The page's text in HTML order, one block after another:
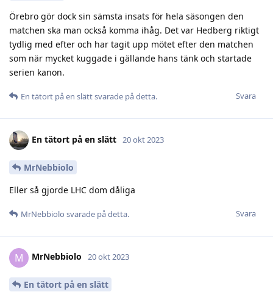
Örebro gör dock sin sämsta insats för hela säsongen den
matchen ska man också komma ihåg. Det var Hedberg riktigt
tydlig med efter och har tagit upp mötet efter den matchen
som när mycket kuggade i gällande hans tänk och startade
serien kanon.
Svara
En tätort på en slättsvarade på detta.
En tätort på en slätt 20 okt 2023
MrNebbiolo
Eller så gjorde LHC dom dåliga
Svara
MrNebbiolo svarade på detta.
M MrNebbiolo 20 okt 2023
En tätort på en slätt